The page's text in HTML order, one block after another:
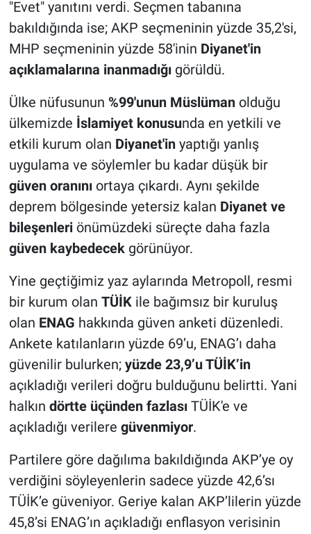
"Evet" yanıtını verdi. Seçmen tabanına
bakıldığında ise; AKP seçmeninin yüzde 35,2'si,
MHP seçmeninin yüzde 58'inin Diyanet'in
açıklamalarına inanmadığıgörüldü.
Ülke nüfusunun %99'unun Müslümanolduğu
ülkemizde İslamiyet konusunda en yetkili ve
etkili kurum olan Diyanet'inyaptığı yanlış
uygulama ve söylemler bu kadar düşük bir
güven oranınıortaya çıkardı. Aynı şekilde
deprem bölgesinde yetersiz kalan Diyanet ve
bileşenleri önümüzdeki süreçte daha fazla
güven kaybedecekgörünüyor.
Yine geçtiğimiz yaz aylarında Metropoll, resmi
bir kurum olan TÜİKile bağımsız bir kuruluş
olan ENAG hakkında güven anketi düzenledi.
Ankete katılanların yüzde 69’u, ENAG’ı daha
güvenilir bulurken; yüzde 23,9’u TÜİK’in
açıkladığı verileri doğru bulduğunu belirtti. Yani
halkın dörtte üçünden fazlasıTÜİK'e ve
açıkladığı verilere güvenmiyor.
Partilere göre dağılıma bakıldığında AKP’ye oy
verdiğini söyleyenlerin sadece yüzde 42,6’sı
TÜİK’e güveniyor. Geriye kalan AKP’lilerin yüzde
45,8’si ENAG’ın açıkladığı enflasyon verisinin